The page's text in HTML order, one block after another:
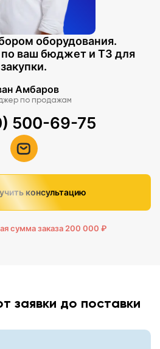
оборудования.
ваш бюджет и ТЗ для
закупки.
Амбаров
по продажам
500-69-75
консультацию
сумма заказа 200 000 ₽
заявки до поставки